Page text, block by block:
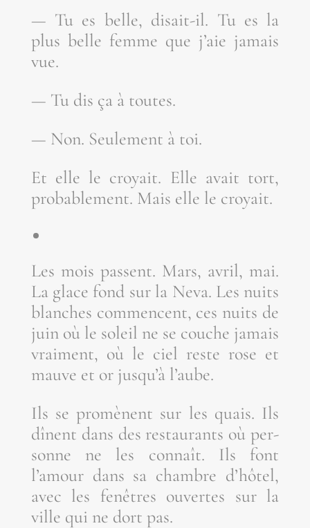
— Tu es belle, disait-il. Tu es la
plus belle femme que j’aie jamais
vue.
— Tu dis ça à toutes.
— Non. Seule­ment à toi.
Et elle le croyait. Elle avait tort,
pro­ba­ble­ment. Mais elle le croyait.
Les mois passent. Mars, avril, mai.
La glace fond sur la Neva. Les nuits
blanches com­mencent, ces nuits de
juin où le soleil ne se couche jamais
vrai­ment, où le ciel reste rose et
mauve et or jusqu’à l’aube.
Ils se pro­mènent sur les quais. Ils
dînent dans des res­tau­rants où per­
sonne ne les connaît. Ils font
l’amour dans sa chambre d’hôtel,
avec les fenêtres ouvertes sur la
ville qui ne dort pas.